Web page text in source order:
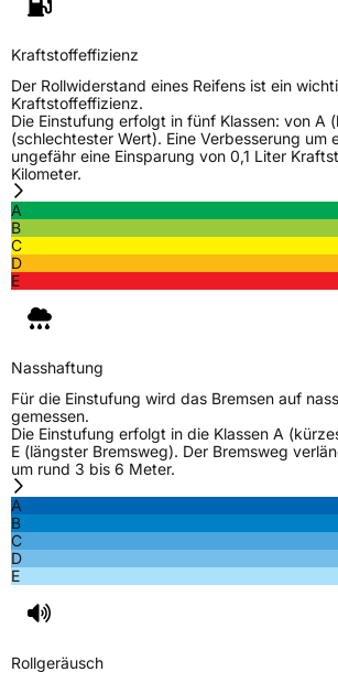
3PMSF / Schneeflockensymbol / Alpine-
EisgripNein
EPREL ID623247
Allgemeine Produktsicherheit (GPSR)
Herstellerkontakt
Niederlande,
Kraftstoffeffizienz
Der Rollwiderstand eines Reifens ist ein
Kraftstoffeffizienz.
Die Einstufung erfolgt in fünf Klassen: von A
(schlechtester Wert). Eine Verbesserung um
ungefähr eine Einsparung von 0,1 Liter
Kilometer.
A
B
C
D
E
Nasshaftung
Für die Einstufung wird das Bremsen auf
gemessen.
Die Einstufung erfolgt in die Klassen A
E (längster Bremsweg). Der Bremsweg
um rund 3 bis 6 Meter.
A
B
C
D
E
Rollgeräusch